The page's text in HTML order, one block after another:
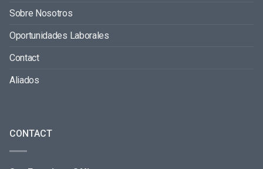
Sobre Nosotros
Oportunidades Laborales
Contact
Aliados
CONTACT